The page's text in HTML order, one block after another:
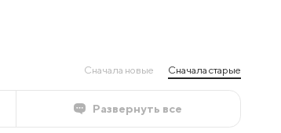
Сначала новые Сначала старые
Развернуть все